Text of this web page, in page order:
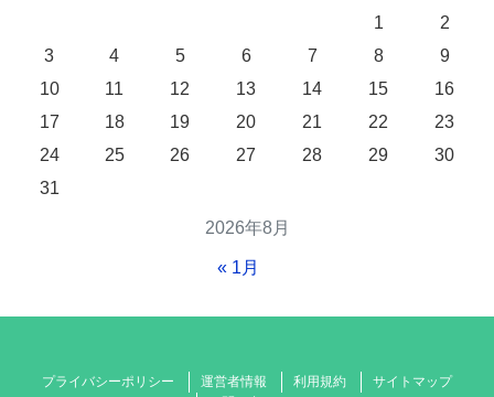
2026年8月
1
2
3
4 5 6 7 8
9
10
11 12 13 14 15
16
17
18 19 20 21 22
23
24
25 26 27 28 29
30
31
« 1月
プライバシーポリシー 運営者情報 利用規約
サイトマップ